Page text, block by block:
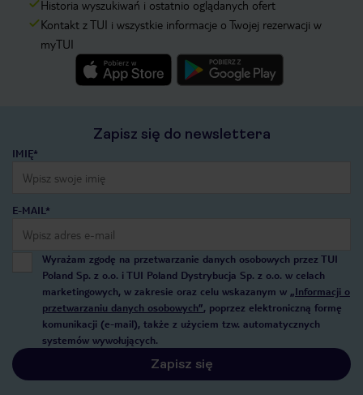
Historia wyszukiwań i ostatnio oglądanych ofert
Kontakt z TUI i wszystkie informacje o Twojej rezerwacji w
myTUI
Zapisz się do newslettera
IMIĘ*
E-MAIL*
Wyrażam zgodę na przetwarzanie danych osobowych przez TUI
Poland Sp. z o.o. i TUI Poland Dystrybucja Sp. z o.o. w celach
marketingowych, w zakresie oraz celu wskazanym w „Informacji o
przetwarzaniu danych osobowych”, poprzez elektroniczną formę
komunikacji (e-mail), także z użyciem tzw. automatycznych
systemów wywołujących.
Zapisz się